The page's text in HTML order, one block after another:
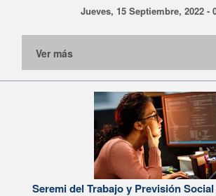
Jueves, 15 Septiembre, 2022 -
Ver más
Seremi del Trabajo y Previsión